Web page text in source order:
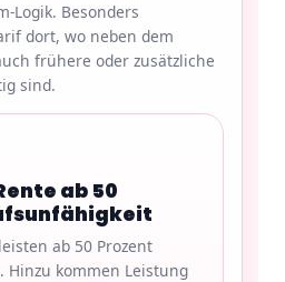
Logik. Besonders
dort, wo neben dem
frühere oder zusätzliche
sind.
ab 50
ab 50 Prozent
Hinzu kommen Leistung